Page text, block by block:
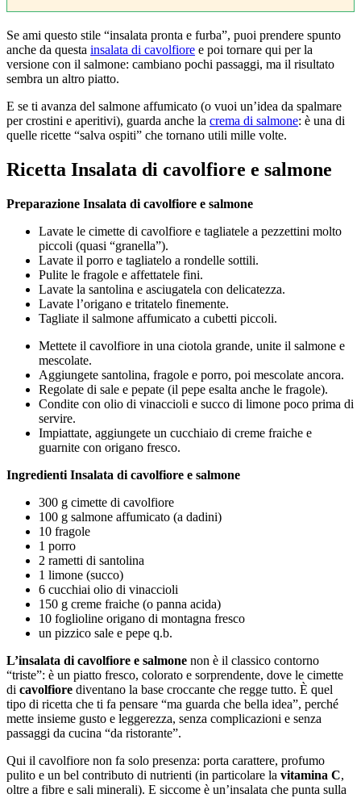
Se ami questo stile “insalata pronta e furba”, puoi prendere spunto
anche da questa insalata di cavolfiore e poi tornare qui per la
versione con il salmone: cambiano pochi passaggi, ma il risultato
sembra un altro piatto.
E se ti avanza del salmone affumicato (o vuoi un’idea da spalmare
per crostini e aperitivi), guarda anche la crema di salmone: è una di
quelle ricette “salva ospiti” che tornano utili mille volte.
Ricetta Insalata di cavolfiore e salmone
Preparazione Insalata di cavolfiore e salmone
Lavate le cimette di cavolfiore e tagliatele a pezzettini molto
piccoli (quasi “granella”).
Lavate il porro e tagliatelo a rondelle sottili.
Pulite le fragole e affettatele fini.
Lavate la santolina e asciugatela con delicatezza.
Lavate l’origano e tritatelo finemente.
Tagliate il salmone affumicato a cubetti piccoli.
Mettete il cavolfiore in una ciotola grande, unite il salmone e
mescolate.
Aggiungete santolina, fragole e porro, poi mescolate ancora.
Regolate di sale e pepate (il pepe esalta anche le fragole).
Condite con olio di vinaccioli e succo di limone poco prima di
servire.
Impiattate, aggiungete un cucchiaio di creme fraiche e
guarnite con origano fresco.
Ingredienti Insalata di cavolfiore e salmone
300 g cimette di cavolfiore
100 g salmone affumicato (a dadini)
10 fragole
1 porro
2 rametti di santolina
1 limone (succo)
6 cucchiai olio di vinaccioli
150 g creme fraiche (o panna acida)
10 foglioline origano di montagna fresco
un pizzico sale e pepe q.b.
L’insalata di cavolfiore e salmone non è il classico contorno
“triste”: è un piatto fresco, colorato e sorprendente, dove le cimette
di cavolfiore diventano la base croccante che regge tutto. È quel
tipo di ricetta che ti fa pensare “ma guarda che bella idea”, perché
mette insieme gusto e leggerezza, senza complicazioni e senza
passaggi da cucina “da ristorante”.
Qui il cavolfiore non fa solo presenza: porta carattere, profumo
pulito e un bel contributo di nutrienti (in particolare la vitamina C,
oltre a fibre e sali minerali). E siccome è un’insalata che punta sulla